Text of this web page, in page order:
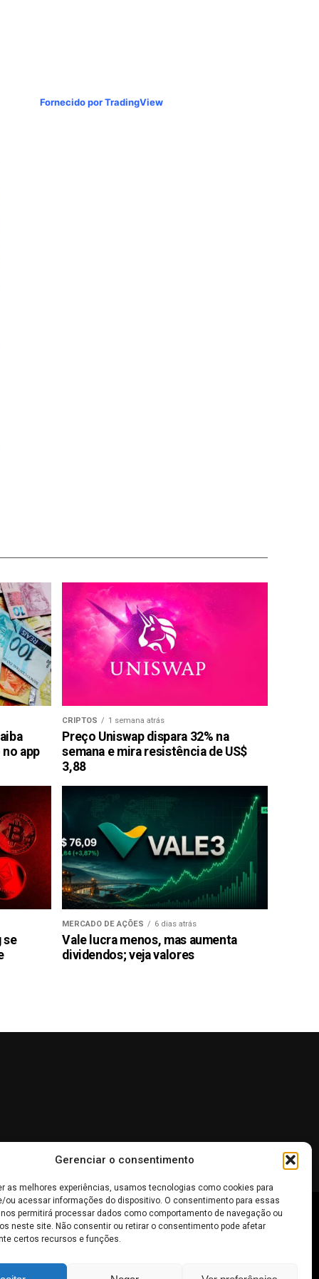
Gerenciar o consentimento
as melhores experiências, usamos tecnologias como cookies para
ou acessar informações do dispositivo. O consentimento para essas
permitirá processar dados como comportamento de navegação ou
neste site. Não consentir ou retirar o consentimento pode afetar
certos recursos e funções.
Fornecido por TradingView
app
CRIPTOS 1 semana atrás
Preço Uniswap dispara 32% na
semana e mira resistência de US$
3,88
se
MERCADO DE AÇÕES 6 dias atrás
Vale lucra menos, mas aumenta
dividendos; veja valores
devem ser interpretadas como recomendações de